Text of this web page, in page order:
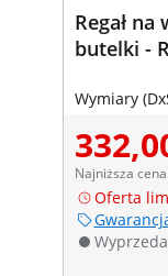
Regał
butelki -
Wymiary
Najniższa
Oferta